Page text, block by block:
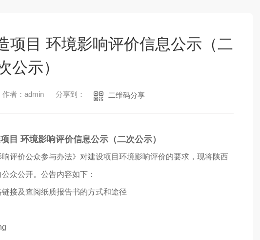
项目 环境影响评价信息公示（二
公示）
作者：admin 分享到： 二维码分享
目 环境影响评价信息公示（二次公示）
评价公众参与办法》对建设项目环境影响评价的要求，现将陕西
众公开。公告内容如下：
接及查阅纸质报告书的方式和途径